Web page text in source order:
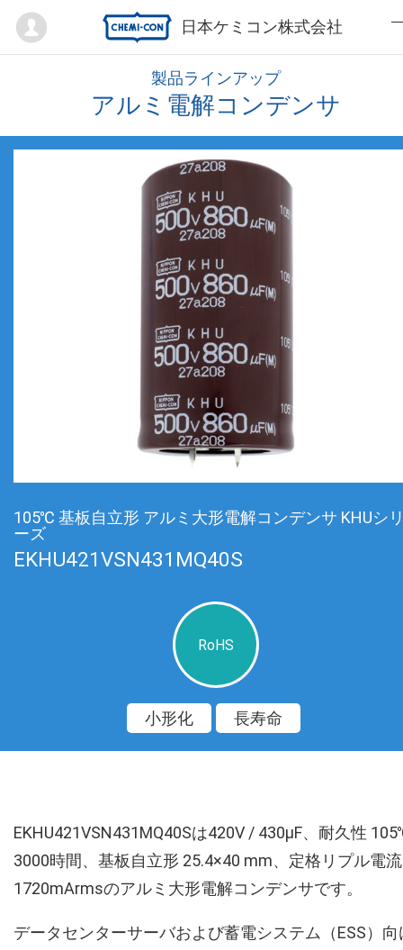
日本ケミコン株式会社
Mypage
製品ラインアップ
アルミ電解コンデンサ
105℃ 基板自立形 アルミ大形電解コンデンサ KHUシ
ーズ
EKHU421VSN431MQ40S
RoHS
小形化 長寿命
EKHU421VSN431MQ40Sは420V / 430µF、耐久性
3000時間、基板自立形 25.4×40 mm、定格リプル電流
1720mArmsのアルミ大形電解コンデンサです。
データセンターサーバおよび蓄電システム（ESS）向